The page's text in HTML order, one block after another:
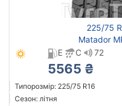
225/75
Matador
E
C 72
5565 ₴
Типорозмір: 225/75 R16
Сезон: літня